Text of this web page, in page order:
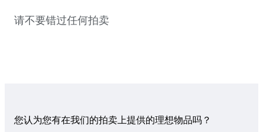
请不要错过任何拍卖
您认为您有在我们的拍卖上提供的理想物品吗？